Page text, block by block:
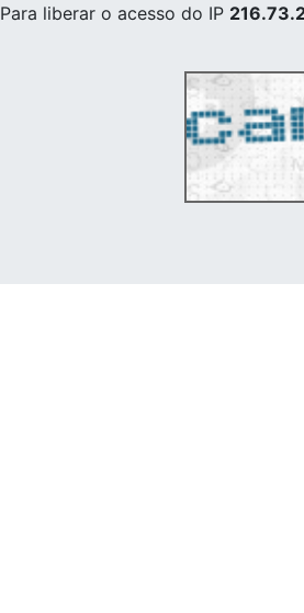
Para liberar o acesso do IP